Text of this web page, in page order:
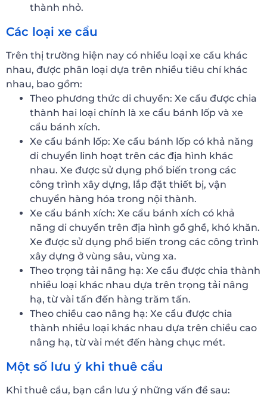
thành nhỏ.
Các loại xe cẩu
Trên thị trường hiện nay có nhiều loại xe cẩu khác
nhau, được phân loại dựa trên nhiều tiêu chí khác
nhau, bao gồm:
Theo phương thức di chuyển: Xe cẩu được chia
thành hai loại chính là xe cẩu bánh lốp và xe
cẩu bánh xích.
Xe cẩu bánh lốp: Xe cẩu bánh lốp có khả năng
di chuyển linh hoạt trên các địa hình khác
nhau. Xe được sử dụng phổ biến trong các
công trình xây dựng, lắp đặt thiết bị, vận
chuyển hàng hóa trong nội thành.
Xe cẩu bánh xích: Xe cẩu bánh xích có khả
năng di chuyển trên địa hình gồ ghề, khó khăn.
Xe được sử dụng phổ biến trong các công trình
xây dựng ở vùng sâu, vùng xa.
Theo trọng tải nâng hạ: Xe cẩu được chia thành
nhiều loại khác nhau dựa trên trọng tải nâng
hạ, từ vài tấn đến hàng trăm tấn.
Theo chiều cao nâng hạ: Xe cẩu được chia
thành nhiều loại khác nhau dựa trên chiều cao
nâng hạ, từ vài mét đến hàng chục mét.
Một số lưu ý khi thuê cẩu
Khi thuê cẩu, bạn cần lưu ý những vấn đề sau: